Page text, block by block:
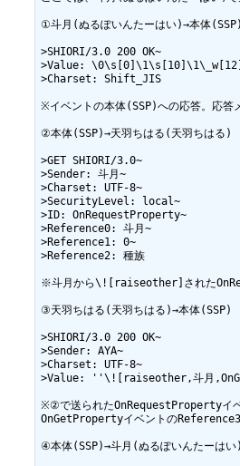
①斗月(ぬるぽいんたーはい)→本体(SSP)
>SHIORI/3.0 200 OK~
>Value: \0\s[0]\1\s[10]\1\_w[12]\0
>Charset: Shift_JIS
※イベントの本体(SSP)への応答。応
②本体(SSP)→天羽ちはる(天羽ちはる)
>GET SHIORI/3.0~
>Sender: 斗月~
>Charset: UTF-8~
>SecurityLevel: local~
>ID: OnRequestProperty~
>Reference0: 斗月~
>Reference1: 0~
>Reference2: 種族
※斗月から\![raiseother]された
③天羽ちはる(天羽ちはる)→本体(SSP)
>SHIORI/3.0 200 OK~
>Sender: AYA~
>Charset: UTF-8~
>Value: ''\![raiseother,斗月
※②で送られたOnRequestPropertyイ
OnGetPropertyイベントのReference3
④本体(SSP)→斗月(ぬるぽいんたーはい)